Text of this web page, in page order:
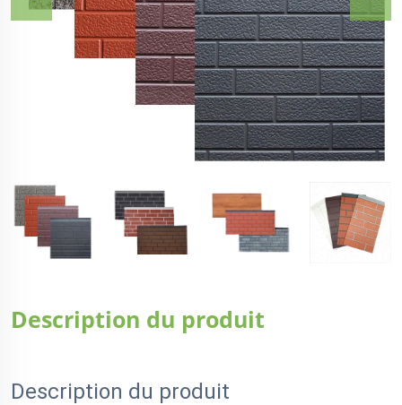
Description du produit
Description du produit